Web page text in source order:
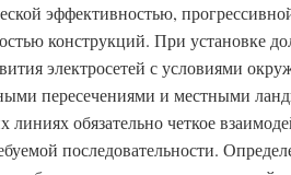
эффективностью,
конструкций. При установке
электросетей с условиями
пересечениями и местными
линиях обязательно четкое
последовательности.